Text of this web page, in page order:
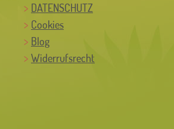
DATENSCHUTZ
Cookies
Blog
Widerrufsrecht